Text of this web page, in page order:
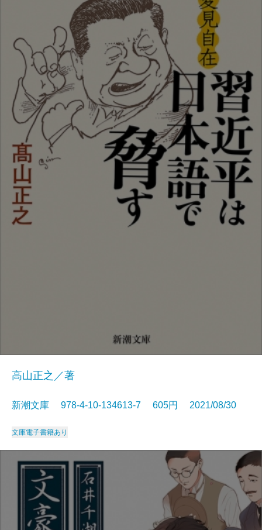
高山正之／著
新潮文庫 978-4-10-134613-7 605円 2021/08/30
文庫電子書籍あり